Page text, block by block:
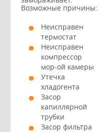
Возможные причины:
Неисправен
термостат
Неисправен
компрессор
мор-ой камеры
Утечка
хладогента
Засор
капиллярной
трубки
Засор фильтра